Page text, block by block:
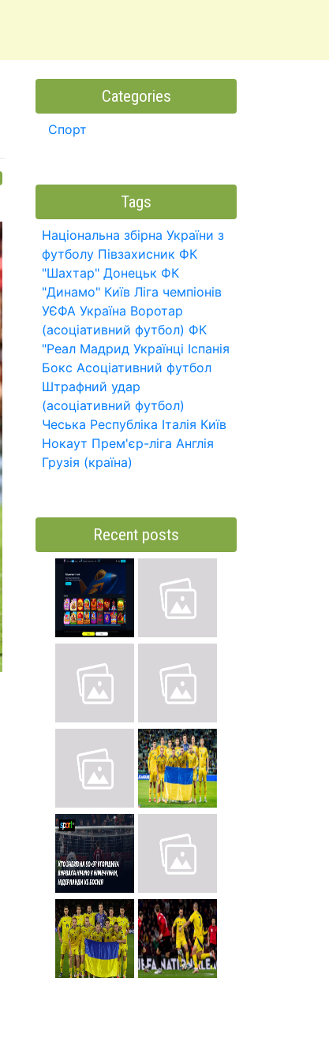
Categories
Спорт
Tags
Національна збірна України з
футболу Півзахисник ФК
"Шахтар" Донецьк ФК
"Динамо" Київ Ліга чемпіонів
УЄФА Україна Воротар
(асоціативний футбол) ФК
"Реал Мадрид Українці Іспанія
Бокс Асоціативний футбол
Штрафний удар
(асоціативний футбол)
Чеська Республіка Італія Київ
Нокаут Прем'єр-ліга Англія
Грузія (країна)
Recent posts